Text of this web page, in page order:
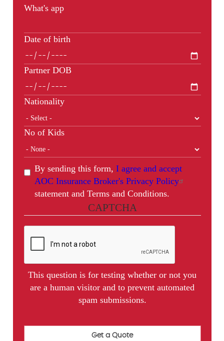
What's app
Date of birth
Partner DOB
Nationality
No of Kids
By sending this form, I agree and accept
AOC Insurance Broker's Privacy Policy
statement and Terms and Conditions.
CAPTCHA
This question is for testing whether or not you
are a human visitor and to prevent automated
spam submissions.